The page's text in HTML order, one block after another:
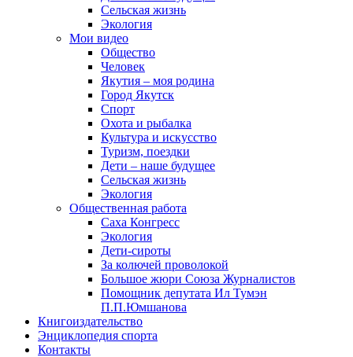
Сельская жизнь
Экология
Мои видео
Общество
Человек
Якутия – моя родина
Город Якутск
Спорт
Охота и рыбалка
Культура и искусство
Туризм, поездки
Дети – наше будущее
Сельская жизнь
Экология
Общественная работа
Саха Конгресс
Экология
Дети-сироты
За колючей проволокой
Большое жюри Союза Журналистов
Помощник депутата Ил Тумэн
П.П.Юмшанова
Книгоиздательство
Энциклопедия спорта
Контакты